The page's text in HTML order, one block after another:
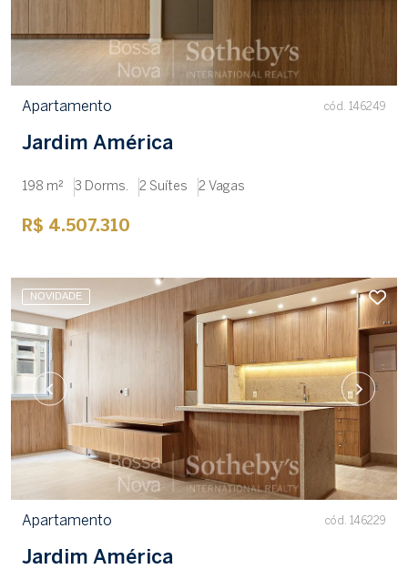
Apartamento cód. 146249
Jardim América
198 m² 3 Dorms. 2 Suítes 2 Vagas
R$ 4.507.310
NOVIDADE
Apartamento cód. 146229
Jardim América